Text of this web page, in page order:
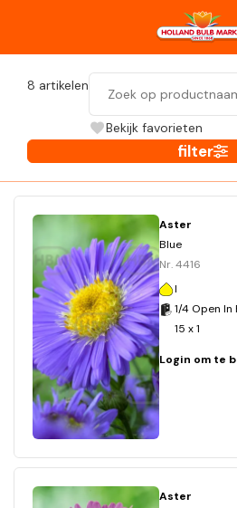
8 artikelen
Bekijk favorieten
filter
Aster
Blue
Nr. 4416
I
1/4 Open
15 x 1
Login om te
Aster